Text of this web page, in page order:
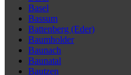
Basel
Bassum
Battenberg (Eder)
Baumholder
Baunach
Baunatal
Bautzen